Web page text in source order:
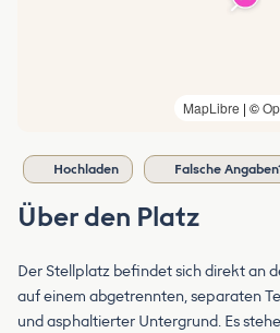
MapLibre | ©
Hochladen Falsche
Über den Platz
Der Stellplatz befindet sich direkt an
auf einem abgetrennten, separaten
und asphaltierter Untergrund. Es